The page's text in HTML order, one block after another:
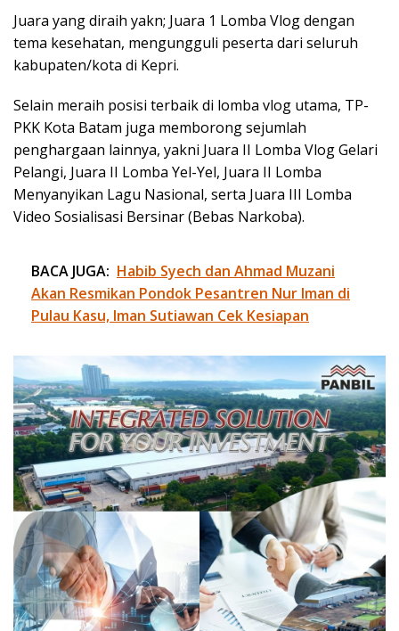
Juara yang diraih yakn; Juara 1 Lomba Vlog dengan
tema kesehatan, mengungguli peserta dari seluruh
kabupaten/kota di Kepri.
Selain meraih posisi terbaik di lomba vlog utama, TP-
PKK Kota Batam juga memborong sejumlah
penghargaan lainnya, yakni Juara II Lomba Vlog Gelari
Pelangi, Juara II Lomba Yel-Yel, Juara II Lomba
Menyanyikan Lagu Nasional, serta Juara III Lomba
Video Sosialisasi Bersinar (Bebas Narkoba).
BACA JUGA: Habib Syech dan Ahmad Muzani
Akan Resmikan Pondok Pesantren Nur Iman di
Pulau Kasu, Iman Sutiawan Cek Kesiapan